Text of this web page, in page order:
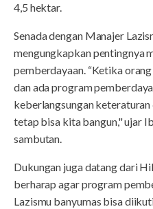
4,5 hektar.
Senada dengan Manajer
mengungkapkan pentingnya
pemberdayaan. “Ketika
dan ada program
keberlangsungan
tetap bisa kita bangun," ujar
sambutan.
Dukungan juga datang dari
berharap agar program
Lazismu banyumas bisa